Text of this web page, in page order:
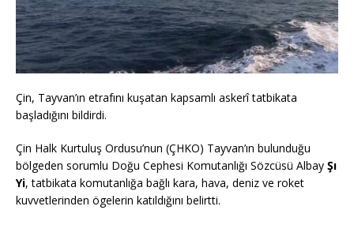
Çin, Tayvan’ın etrafını kuşatan kapsamlı askerî tatbikata
başladığını bildirdi.
Çin Halk Kurtuluş Ordusu’nun (ÇHKO) Tayvan’ın bulunduğu
bölgeden sorumlu Doğu Cephesi Komutanlığı Sözcüsü Albay Şı
Yi, tatbikata komutanlığa bağlı kara, hava, deniz ve roket
kuvvetlerinden ögelerin katıldığını belirtti.